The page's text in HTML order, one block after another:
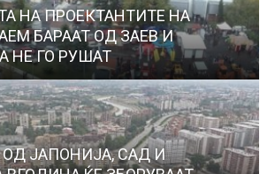
НА ПРОЕКТАНТИТЕ НА
БАРААТ ОД ЗАЕВ И
НЕ ГО РУШАТ
ЈАПОНИЈА, САД И